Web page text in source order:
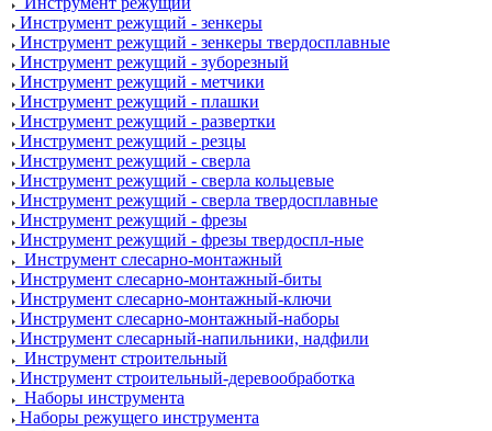
Инструмент режущий - зенкеры
Инструмент режущий - зенкеры твердосплавные
Инструмент режущий - зуборезный
Инструмент режущий - метчики
Инструмент режущий - плашки
Инструмент режущий - развертки
Инструмент режущий - резцы
Инструмент режущий - сверла
Инструмент режущий - сверла кольцевые
Инструмент режущий - сверла твердосплавные
Инструмент режущий - фрезы
Инструмент режущий - фрезы твердоспл-ные
Инструмент слесарно-монтажный
Инструмент слесарно-монтажный-биты
Инструмент слесарно-монтажный-ключи
Инструмент слесарно-монтажный-наборы
Инструмент слесарный-напильники, надфили
Инструмент строительный
Инструмент строительный-деревообработка
Наборы инструмента
Наборы режущего инструмента